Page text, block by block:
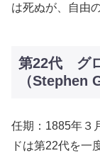
は死ぬが、自由
第22代 グ
（Stephen
任期：1885年３
ドは第22代を一